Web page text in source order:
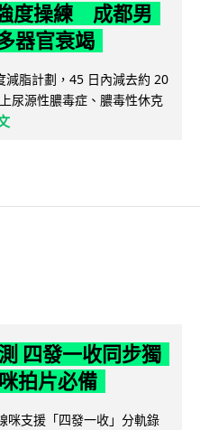
度操練 成都男
器官衰竭
減脂計劃，45 日內減去約 20
尿源性膿毒症、膿毒性休克
四發一收同步獨
拍片必備
支援「四發一收」分軌錄